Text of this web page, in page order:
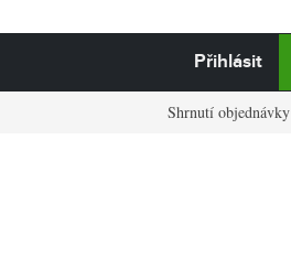
Přihlásit
Shrnutí objednávky